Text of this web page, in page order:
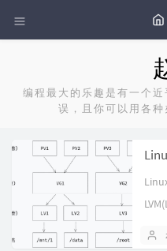
编程最大的乐趣是有一个
误，且你可以用各种